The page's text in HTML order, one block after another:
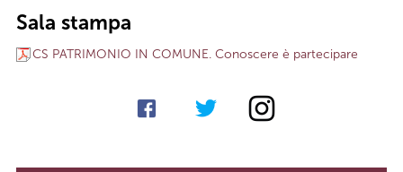
Sala stampa
CS PATRIMONIO IN COMUNE. Conoscere è partecipare